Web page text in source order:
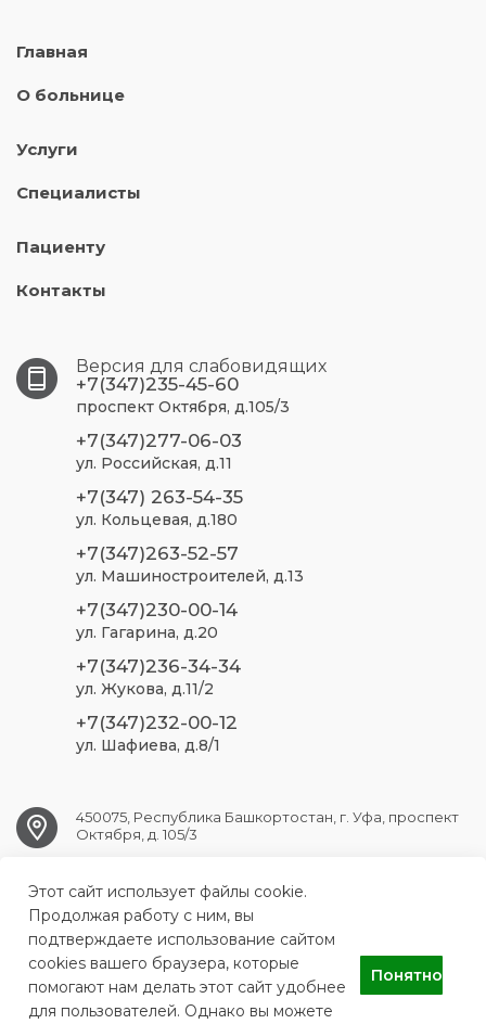
Главная
О больнице
Услуги
Специалисты
Пациенту
Контакты
Версия для слабовидящих
+7(347)235-45-60
проспект Октября, д.105/3
+7(347)277-06-03
ул. Российская, д.11
+7(347) 263-54-35
ул. Кольцевая, д.180
+7(347)263-52-57
ул. Машиностроителей, д.13
+7(347)230-00-14
ул. Гагарина, д.20
+7(347)236-34-34
ул. Жукова, д.11/2
+7(347)232-00-12
ул. Шафиева, д.8/1
450075, Республика Башкортостан, г. Уфа, проспект
Октября, д. 105/3
ufa.sp2@doctorrb.ru
ГБУЗ РБ Стоматологическая поликлиника №2 г. Уфа
Этот сайт использует файлы cookie.
Продолжая работу с ним, вы
подтверждаете использование сайтом
cookies вашего браузера, которые
помогают нам делать этот сайт удобнее
для пользователей. Однако вы можете
Понятно